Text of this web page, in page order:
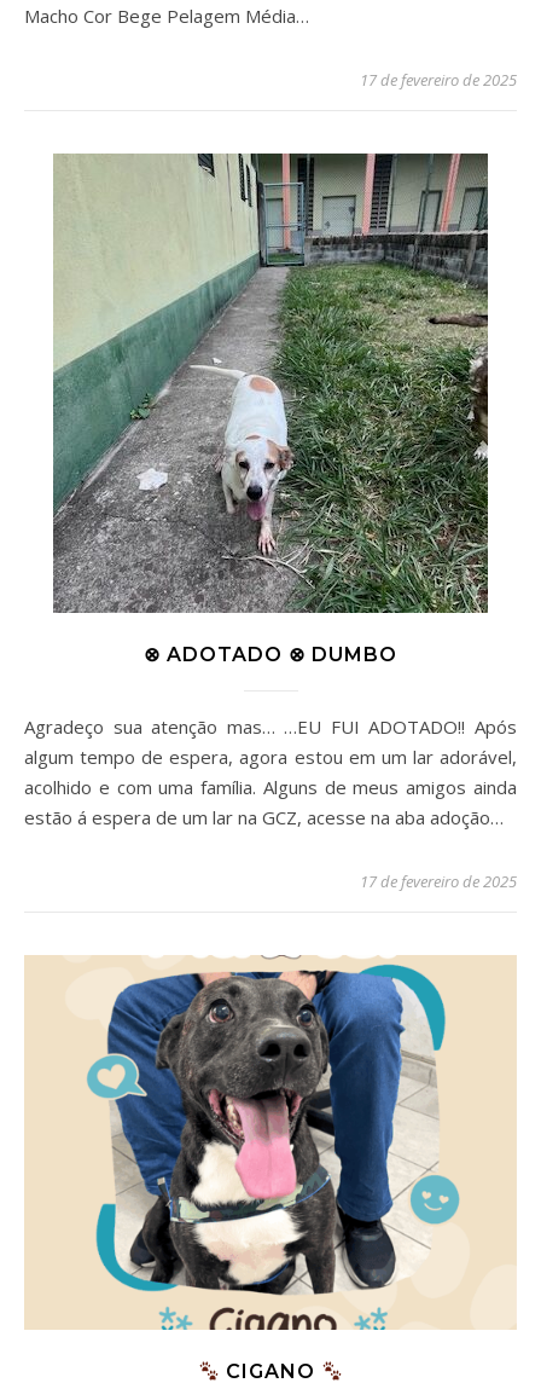
Macho Cor Bege Pelagem Média…
17 de fevereiro de 2025
⊗ ADOTADO ⊗ DUMBO
Agradeço sua atenção mas… …EU FUI ADOTADO!! Após
algum tempo de espera, agora estou em um lar adorável,
acolhido e com uma família. Alguns de meus amigos ainda
estão á espera de um lar na GCZ, acesse na aba adoção…
17 de fevereiro de 2025
CIGANO